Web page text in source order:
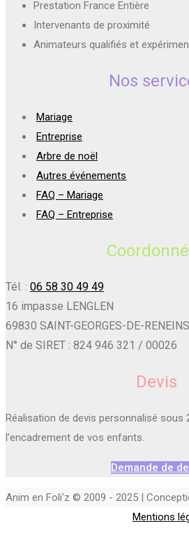
Prestation France Entière
Intervenants de proximité
Animateurs qualifiés et
Nos
Mariage
Entreprise
Arbre de noël
Autres événements
FAQ – Mariage
FAQ – Entreprise
Tél. : 06 58 30 49 49
16 impasse LENGLEN
69830 SAINT-GEORGES-DE-RENEINS
N° de SIRET : 824 946 321 / 00026
Devis
Réalisation de devis personnalisé sous
l’encadrement de vos enfants.
Demande de
Anim en Foli'z © 2009 - 2025 |
Mentions